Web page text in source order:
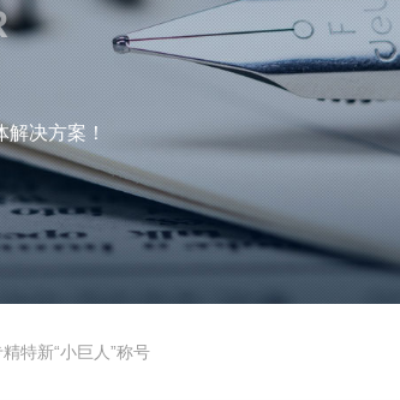
决方案！
特新“小巨人”称号